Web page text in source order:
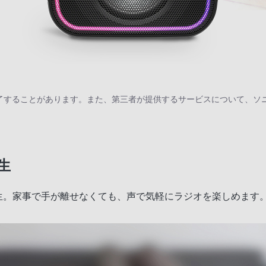
ることがあります。また、第三者が提供するサービスについて、
家事で手が離せなくても、声で気軽にラジオを楽しめます